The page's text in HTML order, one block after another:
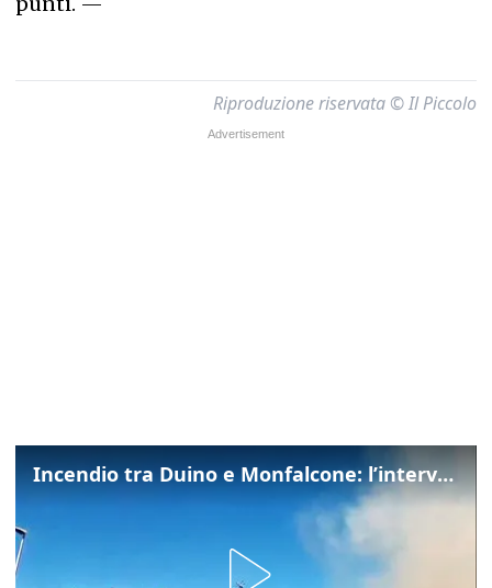
Riproduzione riservata © Il Piccolo
Incendio tra Duino e Monfalcone: l’intervento dei vigili del fuoco